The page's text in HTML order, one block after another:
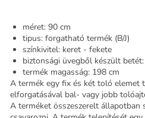
méret: 90 cm
tipus: forgatható termék (B/J)
színkivitel: keret - fekete
biztonsági üvegből készült
termék magasság: 198 cm
A termék egy fix és két toló elemet
elforgatásával bal- vagy jobb
A terméket összeszerelt állapotban